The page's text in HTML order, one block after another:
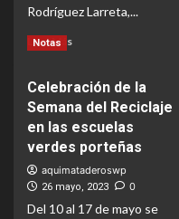
Rodríguez Larreta,...
Leer Más
de
El
Jefe
de
Gobierno
visitó
la
Comuna
Notas
Celebración de la
Semana del Reciclaje
en las escuelas
verdes porteñas
aquimataderoswp
26 mayo, 2023 0
Del 10 al 17 de mayo se